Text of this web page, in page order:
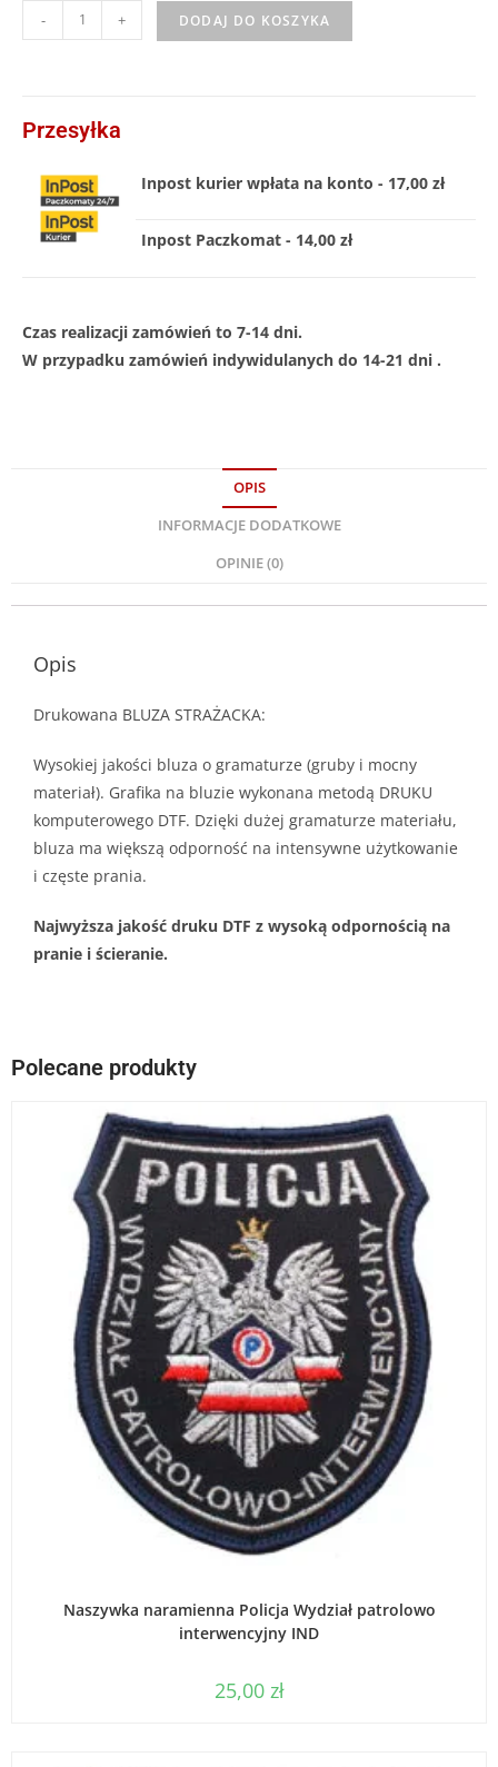
- + DODAJ DO KOSZYKA
Przesyłka
Inpost kurier wpłata na konto - 17,00 zł
Inpost Paczkomat - 14,00 zł
Czas realizacji zamówień to 7-14 dni.
W przypadku zamówień indywidulanych do 14-21 dni .
OPIS
INFORMACJE DODATKOWE
OPINIE (0)
Opis
Drukowana BLUZA STRAŻACKA:
Wysokiej jakości bluza o gramaturze (gruby i mocny
materiał). Grafika na bluzie wykonana metodą DRUKU
komputerowego DTF. Dzięki dużej gramaturze materiału,
bluza ma większą odporność na intensywne użytkowanie
i częste prania.
Najwyższa jakość druku DTF z wysoką odpornością na
pranie i ścieranie.
Polecane produkty
Naszywka naramienna Policja Wydział patrolowo
interwencyjny IND
25,00 zł